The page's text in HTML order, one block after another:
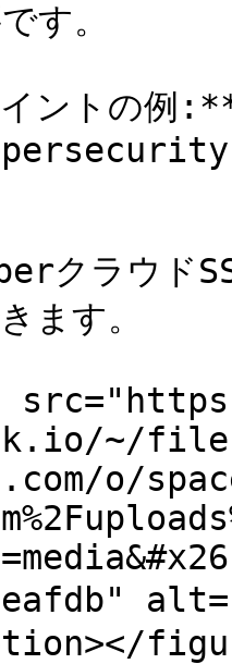
す。
イントの例
クラウド
ます。
~/
o/